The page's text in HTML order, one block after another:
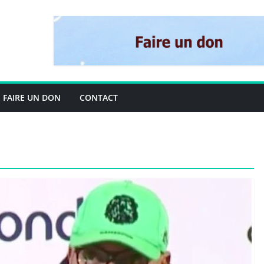
FAIRE UN DON CONTACT